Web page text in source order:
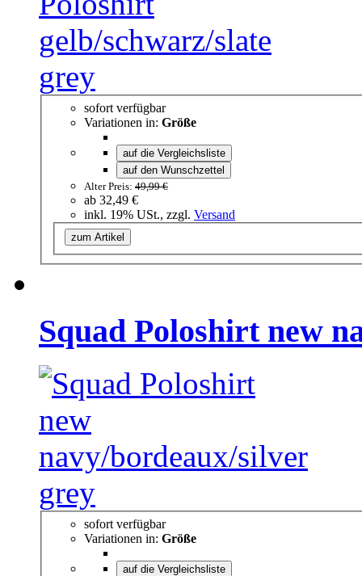
sofort verfügbar
Variationen in: Größe
auf die Vergleichsliste
auf den Wunschzettel
Alter Preis: 49,99 €
ab 32,49 €
inkl. 19% USt., zzgl. Versand
zum Artikel
Squad Poloshirt new
sofort verfügbar
Variationen in: Größe
auf die Vergleichsliste